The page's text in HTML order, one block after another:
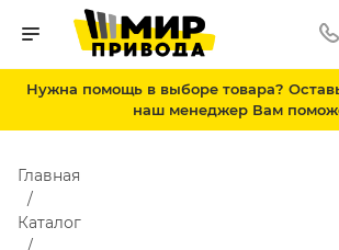
Нужна помощь в выборе товара?
наш менеджер Вам
Главная
Каталог